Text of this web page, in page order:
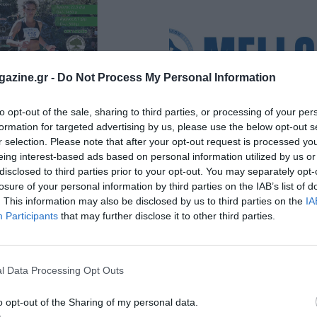
- Do Not Process My Personal Information
opt-out of the sale, sharing to third parties, or processing of your
for targeted advertising by us, please use the below opt-out
selection. Please note that after your opt-out request is processed
interest-based ads based on personal information utilized by us
to third parties prior to your opt-out. You may separately
of your personal information by third parties on the IAB’s list of
This information may also be disclosed by us to third parties on the
Participants that may further disclose it to other third parties.
Data Processing Opt Outs
opt-out of the Sharing of my personal data.
Αγώνες Καβουσίου
της διοργάνωσης
5η Πολιτιστική Αθλητική
Mellon Run
Δείτε την προκήρυξη της